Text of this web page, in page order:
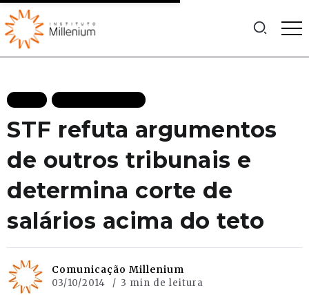
STF refuta argumentos
de outros tribunais e
determina corte de
salários acima do teto
Comunicação Millenium
03/10/2014 3 min de leitura